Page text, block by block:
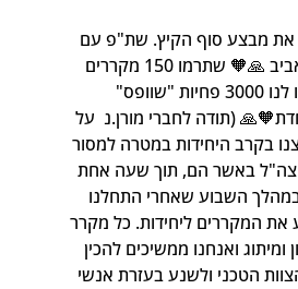
את מבצע סוף הקיץ. שת"פ עם
מלון קראן פלז'ה תל אביב 🙏🧡 שתרמו 150 מקררים
וחברת יפאורה שתרמו לנו 3000 פחיות "שוופס"
(תודה לחברי מורן.נ  על
בקרב היחידות במטרה למסור
צה"ל באשר הם, תוך שעה אחת
השבוע שאחרי התחלנו
המקררים ליחידות. כל מקרר
ומיתוג ואנחנו ממשיכים להכין
הטכני ולשנע בעזרת אנשי